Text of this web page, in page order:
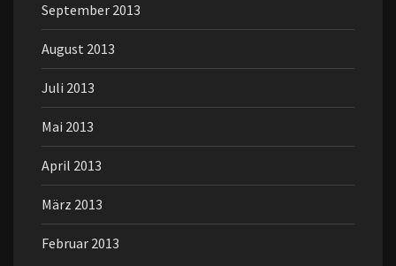
September 2013
August 2013
Juli 2013
Mai 2013
April 2013
März 2013
Februar 2013